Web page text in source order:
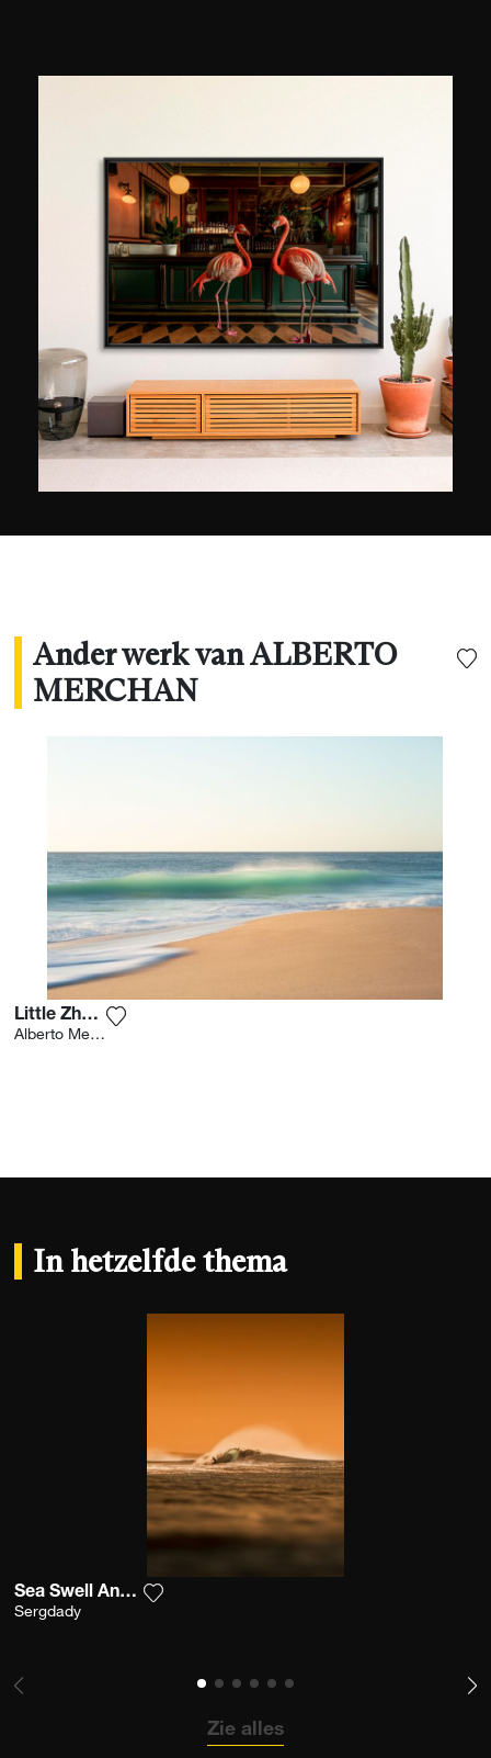
wereld" en dompelt zijn lens onder in een wereld
die doorspekt is met buitengewoon licht,
blootgesteld aan extreme temperaturen en
verlicht door magische nachten. In staat om uren
of zelfs dagen te wachten om het gewenste
beeld vast te leggen, vallen de foto's van Alberto
Merchan op, met hun droomachtige en eerder
melancholische landschappen. Warme en koele
tinten worden gecombineerd om uitdrukking te
geven aan de stemmingen van de kunstenaar,
omdat, volgens Alberto Merchan, de locatie er
Ander werk van ALBERTO
MERCHAN
Little Zholas
Alberto Merchan
In hetzelfde thema
Sea Swell And Sunrise
Sergdady
Zie alles